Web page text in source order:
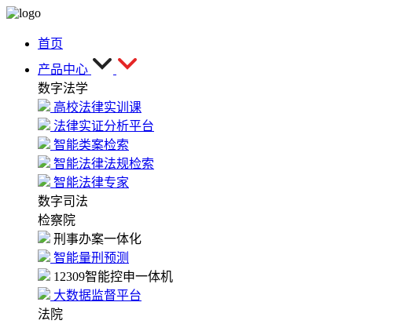
首页
产品中心
数字法学
高校法律实训课
法律实证分析平台
智能类案检索
智能法律法规检索
智能法律专家
数字司法
检察院
刑事办案一体化
智能量刑预测
12309智能控申一体机
大数据监督平台
法院